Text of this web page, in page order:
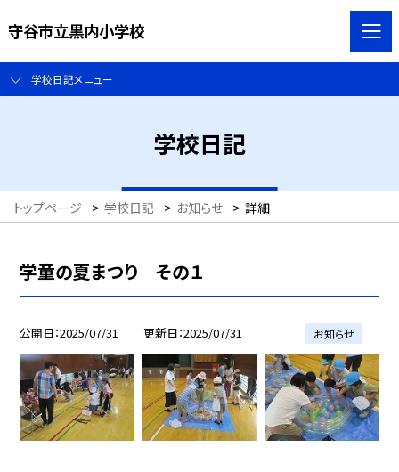
守谷市立黒内小学校
学校日記メニュー
学校日記
トップページ > 学校日記 > お知らせ > 詳細
学童の夏まつり その１
公開日 2025/07/31 更新日 2025/07/31 お知らせ